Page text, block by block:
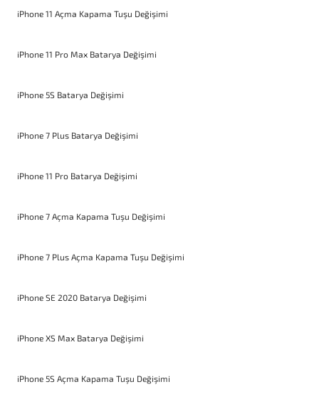
iPhone 11 Açma Kapama Tuşu Değişimi
iPhone 11 Pro Max Batarya Değişimi
iPhone 5S Batarya Değişimi
iPhone 7 Plus Batarya Değişimi
iPhone 11 Pro Batarya Değişimi
iPhone 7 Açma Kapama Tuşu Değişimi
iPhone 7 Plus Açma Kapama Tuşu Değişimi
iPhone SE 2020 Batarya Değişimi
iPhone XS Max Batarya Değişimi
iPhone 5S Açma Kapama Tuşu Değişimi